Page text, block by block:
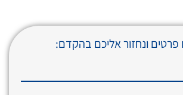
פרטים ונחזור אליכם בהקדם: